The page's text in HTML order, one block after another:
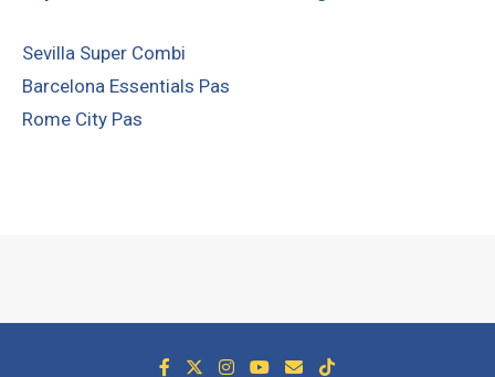
Sevilla Super Combi
Barcelona Essentials Pas
Rome City Pas